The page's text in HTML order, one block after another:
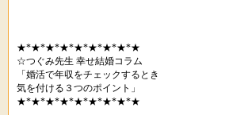
★*★*★*★*★*★*★*★*★
☆つぐみ先生 幸せ結婚コラム
「婚活で年収をチェックするとき
気を付ける３つのポイント」
★*★*★*★*★*★*★*★*★